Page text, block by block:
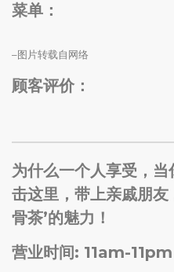
菜单：
–图片转载自网络
顾客评价：
为什么一个人享受，
击这里，带上亲戚朋友
骨茶’的魅力！
营业时间: 11am-11pm